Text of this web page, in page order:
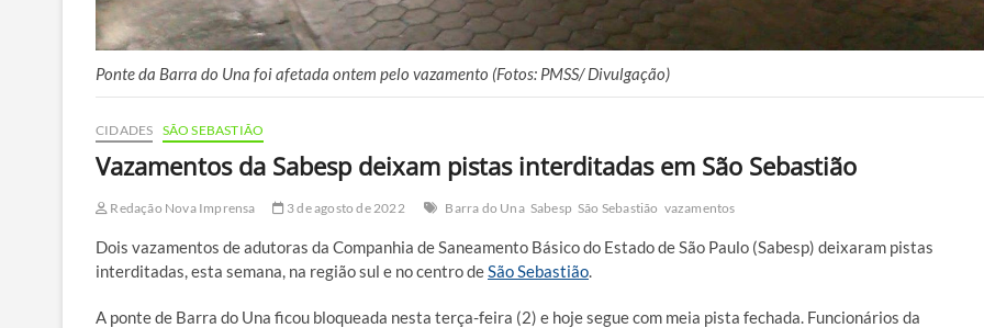
Ponte da Barra do Una foi afetada ontem pelo vazamento (Fotos: PMSS/ Divulgação)
CIDADES SÃO SEBASTIÃO
Vazamentos da Sabesp deixam pistas interditadas em São Sebastião
Redação Nova Imprensa 3 de agosto de 2022 Barra do Una Sabesp São Sebastião vazamentos
Dois vazamentos de adutoras da Companhia de Saneamento Básico do Estado de São Paulo (Sabesp) deixaram pistas
interditadas, esta semana, na região sul e no centro deSão Sebastião.
A ponte de Barra do Una ficou bloqueada nesta terça-feira (2) e hoje segue com meia pista fechada. Funcionários da